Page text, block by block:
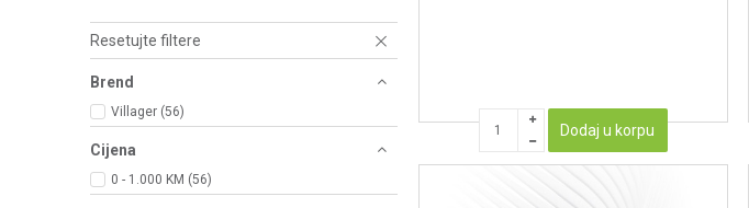
Resetujte filtere
Brend
Villager (56)
Cijena
0 - 1.000 KM (56)
Dodaj u korpu